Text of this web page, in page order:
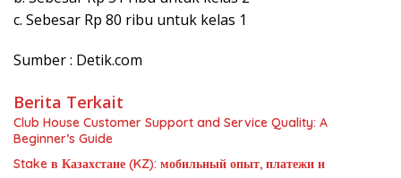
c. Sebesar Rp 80 ribu untuk kelas 1
Sumber : Detik.com
Berita Terkait
Club House Customer Support and Service Quality: A
Beginner’s Guide
Stake в Казахстане (KZ): мобильный опыт, платежи и